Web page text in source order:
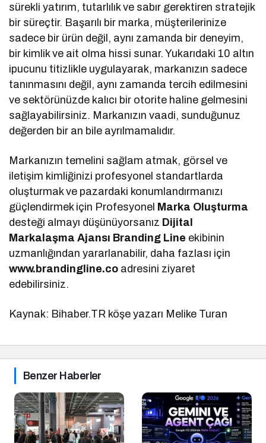
sürekli yatırım, tutarlılık ve sabır gerektiren stratejik
bir süreçtir. Başarılı bir marka, müşterilerinize
sadece bir ürün değil, aynı zamanda bir deneyim,
bir kimlik ve ait olma hissi sunar. Yukarıdaki 10 altın
ipucunu titizlikle uygulayarak, markanızın sadece
tanınmasını değil, aynı zamanda tercih edilmesini
ve sektörünüzde kalıcı bir otorite haline gelmesini
sağlayabilirsiniz. Markanızın vaadi, sunduğunuz
değerden bir an bile ayrılmamalıdır.
Markanızın temelini sağlam atmak, görsel ve
iletişim kimliğinizi profesyonel standartlarda
oluşturmak ve pazardaki konumlandırmanızı
güçlendirmek için Profesyonel Marka Oluşturma
desteği almayı düşünüyorsanız Dijital
Markalaşma Ajansı Branding Line ekibinin
uzmanlığından yararlanabilir, daha fazlası için
www.brandingline.co adresini ziyaret
edebilirsiniz.
Kaynak: Bihaber.TR köşe yazarı Melike Turan
Benzer Haberler